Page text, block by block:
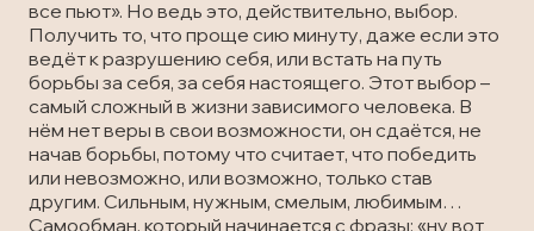
все пьют». Но ведь это, действительно, выбор.
Получить то, что проще сию минуту, даже если это
ведёт к разрушению себя, или встать на путь
борьбы за себя, за себя настоящего. Этот выбор –
самый сложный в жизни зависимого человека. В
нём нет веры в свои возможности, он сдаётся, не
начав борьбы, потому что считает, что победить
или невозможно, или возможно, только став
другим. Сильным, нужным, смелым, любимым…
Самообман, который начинается с фразы: «ну вот